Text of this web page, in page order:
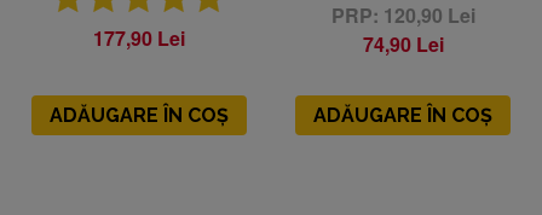
177,90 Lei
ADĂUGARE ÎN COȘ
120,90 Lei
74,90 Lei
ADĂUGARE ÎN COȘ